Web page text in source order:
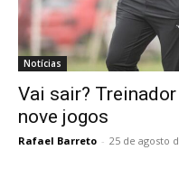
Notícias
Vai sair?
nove jogos
Rafael Barreto - 25 de agosto